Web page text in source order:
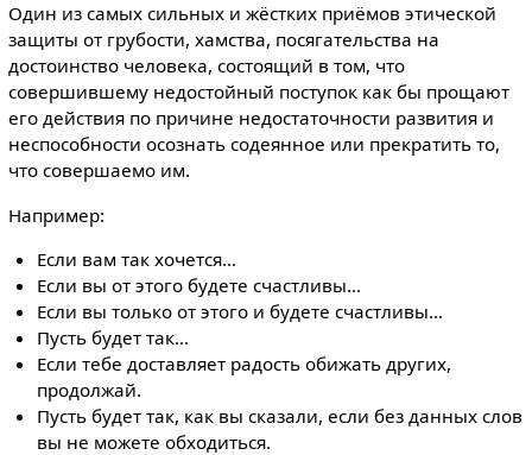
Один из самых сильных и жёстких приёмов этической
защиты от грубости, хамства, посягательства на
достоинство человека, состоящий в том, что
совершившему недостойный поступок как бы прощают
его действия по причине недостаточности развития и
неспособности осознать содеянное или прекратить то,
что совершаемо им.
Например:
Если вам так хочется…
Если вы от этого будете счастливы…
Если вы только от этого и будете счастливы…
Пусть будет так…
Если тебе доставляет радость обижать других,
продолжай.
Пусть будет так, как вы сказали, если без данных слов
вы не можете обходиться.